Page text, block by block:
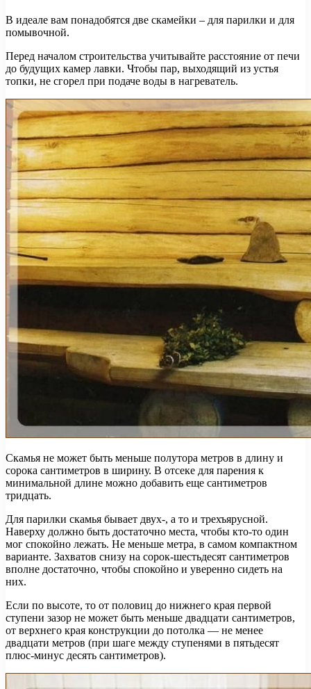
В идеале вам понадобятся две скамейки – для парилки и для
помывочной.
Перед началом строительства учитывайте расстояние от печи
до будущих камер лавки. Чтобы пар, выходящий из устья
топки, не сгорел при подаче воды в нагреватель.
Скамья не может быть меньше полутора метров в длину и
сорока сантиметров в ширину. В отсеке для парения к
минимальной длине можно добавить еще сантиметров
тридцать.
Для парилки скамья бывает двух-, а то и трехъярусной.
Наверху должно быть достаточно места, чтобы кто-то один
мог спокойно лежать. Не меньше метра, в самом компактном
варианте. Захватов снизу на сорок-шестьдесят сантиметров
вполне достаточно, чтобы спокойно и уверенно сидеть на
них.
Если по высоте, то от половиц до нижнего края первой
ступени зазор не может быть меньше двадцати сантиметров,
от верхнего края конструкции до потолка — не менее
двадцати метров (при шаге между ступенями в пятьдесят
плюс-минус десять сантиметров).